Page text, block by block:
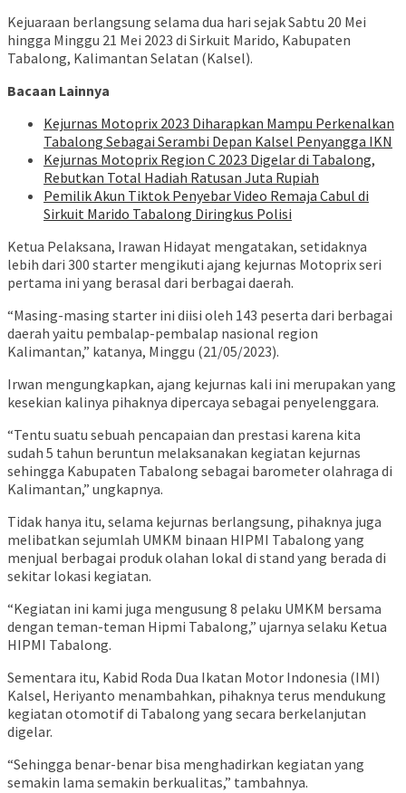
Kejuaraan berlangsung selama dua hari sejak Sabtu 20 Mei
hingga Minggu 21 Mei 2023 di Sirkuit Marido, Kabupaten
Tabalong, Kalimantan Selatan (Kalsel).
Bacaan Lainnya
Kejurnas Motoprix 2023 Diharapkan Mampu Perkenalkan
Tabalong Sebagai Serambi Depan Kalsel Penyangga IKN
Kejurnas Motoprix Region C 2023 Digelar di Tabalong,
Rebutkan Total Hadiah Ratusan Juta Rupiah
Pemilik Akun Tiktok Penyebar Video Remaja Cabul di
Sirkuit Marido Tabalong Diringkus Polisi
Ketua Pelaksana, Irawan Hidayat mengatakan, setidaknya
lebih dari 300 starter mengikuti ajang kejurnas Motoprix seri
pertama ini yang berasal dari berbagai daerah.
“Masing-masing starter ini diisi oleh 143 peserta dari berbagai
daerah yaitu pembalap-pembalap nasional region
Kalimantan,” katanya, Minggu (21/05/2023).
Irwan mengungkapkan, ajang kejurnas kali ini merupakan yang
kesekian kalinya pihaknya dipercaya sebagai penyelenggara.
“Tentu suatu sebuah pencapaian dan prestasi karena kita
sudah 5 tahun beruntun melaksanakan kegiatan kejurnas
sehingga Kabupaten Tabalong sebagai barometer olahraga di
Kalimantan,” ungkapnya.
Tidak hanya itu, selama kejurnas berlangsung, pihaknya juga
melibatkan sejumlah UMKM binaan HIPMI Tabalong yang
menjual berbagai produk olahan lokal di stand yang berada di
sekitar lokasi kegiatan.
“Kegiatan ini kami juga mengusung 8 pelaku UMKM bersama
dengan teman-teman Hipmi Tabalong,” ujarnya selaku Ketua
HIPMI Tabalong.
Sementara itu, Kabid Roda Dua Ikatan Motor Indonesia (IMI)
Kalsel, Heriyanto menambahkan, pihaknya terus mendukung
kegiatan otomotif di Tabalong yang secara berkelanjutan
digelar.
“Sehingga benar-benar bisa menghadirkan kegiatan yang
semakin lama semakin berkualitas,” tambahnya.